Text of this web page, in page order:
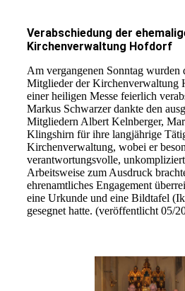
Verabschiedung der
Kirchenverwaltung Hofdorf
Am vergangenen Sonntag wurden
Mitglieder der Kirchenverwaltung
einer heiligen Messe feierlich
Markus Schwarzer dankte den
Mitgliedern Albert Kelnberger,
Klingshirn für ihre langjährige
Kirchenverwaltung, wobei er
verantwortungsvolle,
Arbeitsweise zum Ausdruck
ehrenamtliches Engagement
eine Urkunde und eine Bildtafel
gesegnet hatte. (veröffentlicht 05/